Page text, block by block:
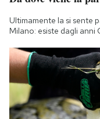
Ultimamente la si sente
Milano: esiste dagli